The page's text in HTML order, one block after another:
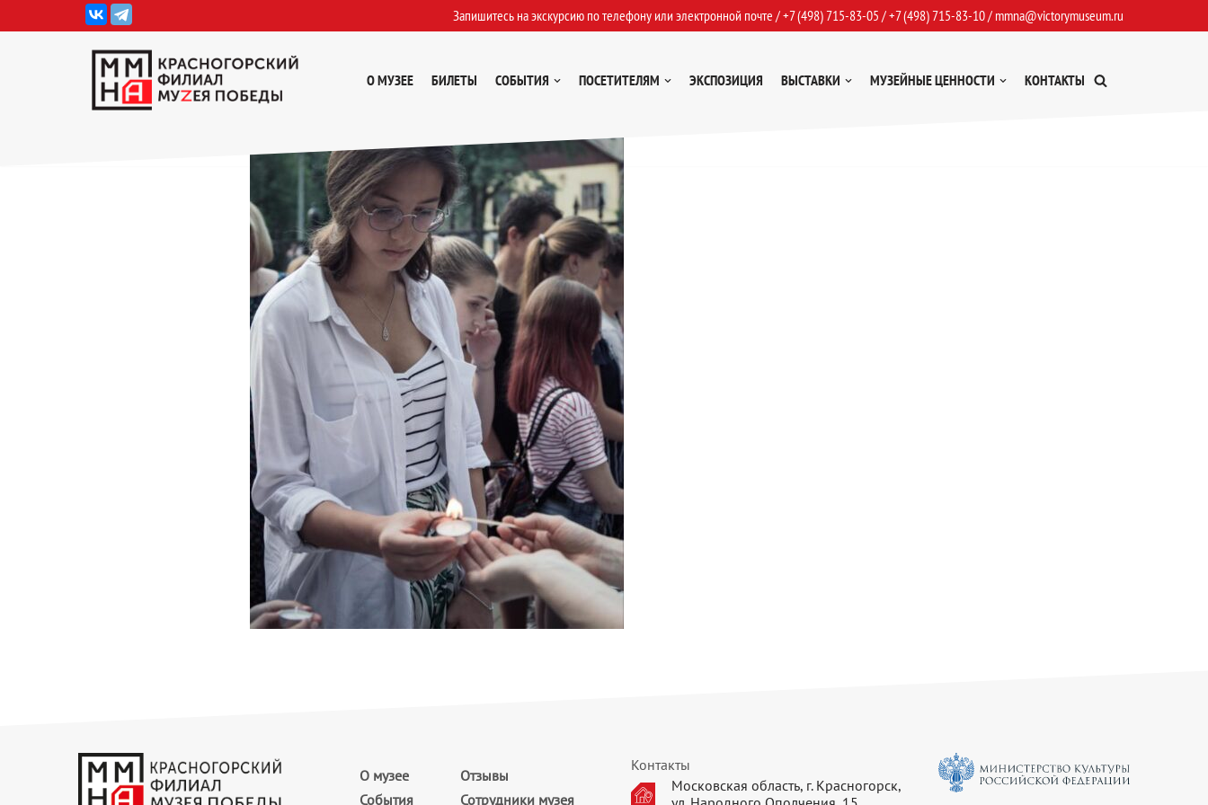
Запишитесь на экскурсию по телефону или электронной почте /+7 (498) 715-83-05 /+7 (498) 715-83-10/ mmna@victorymuseum.ru
О МУЗЕЕ БИЛЕТЫ СОБЫТИЯ ПОСЕТИТЕЛЯМ ЭКСПОЗИЦИЯ ВЫСТАВКИ МУЗЕЙНЫЕ ЦЕННОСТИ КОНТАКТЫ
О музее
События
Отзывы
Сотрудники музея
Контакты
Московская область, г. Красногорск,